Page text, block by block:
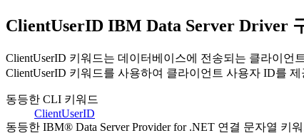
ClientUserID IBM Data Server Driver
ClientUserID 키워드는 데이터베이스에 전송되는 클라이언
ClientUserID 키워드를 사용하여 클라이언트 사용자 ID를
동등한 CLI 키워드
ClientUserID
동등한 IBM® Data Server Provider for .NET 연결 문자열 키